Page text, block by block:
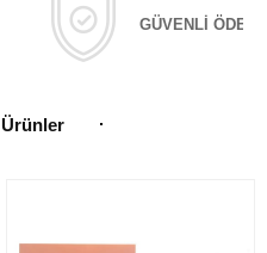
GÜVENLİ